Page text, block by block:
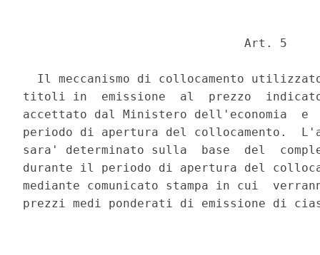
                               Art. 5
Il meccanismo di collocamento
titoli in  emissione  al  prezzo
accettato dal Ministero dell'economia
periodo di apertura del collocamento.
sara' determinato sulla  base  del
durante il periodo di apertura del
mediante comunicato stampa in cui